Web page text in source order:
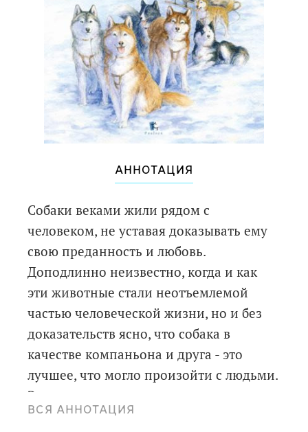
АННОТАЦИЯ
Собаки веками жили рядом с
человеком, не уставая доказывать ему
свою преданность и любовь.
Доподлинно неизвестно, когда и как
эти животные стали неотъемлемой
частью человеческой жизни, но и без
доказательств ясно, что собака в
качестве компаньона и друга - это
лучшее, что могло произойти с людьми.
Эти удивительные создания,
преподнесенные нам в дар щедрой
ВСЯ АННОТАЦИЯ